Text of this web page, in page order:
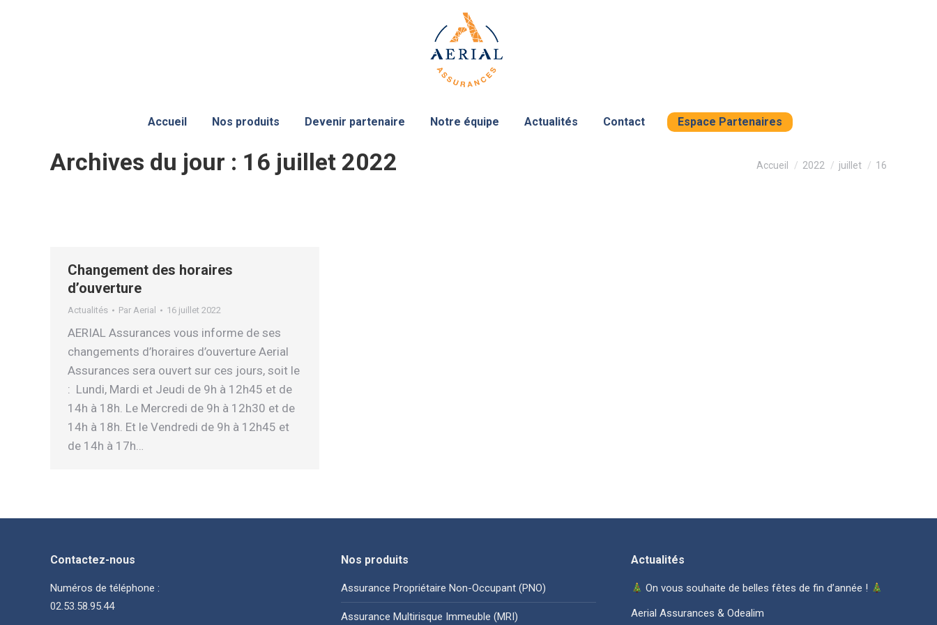
Accueil Nos produits Devenir partenaire Notre équipe Actualités Contact Espace Partenaires
Archives du jour : 16 juillet 2022 Vous êtes ici :
Accueil 2022 juillet 16
Changement des horaires
d’ouverture
Actualités Par Aerial 16 juillet 2022
AERIAL Assurances vous informe de ses
changements d’horaires d’ouverture Aerial
Assurances sera ouvert sur ces jours, soit le
: Lundi, Mardi et Jeudi de 9h à 12h45 et de
14h à 18h. Le Mercredi de 9h à 12h30 et de
14h à 18h. Et le Vendredi de 9h à 12h45 et
de 14h à 17h…
Contactez-nous
Numéros de téléphone :
02.53.58.95.44
Nos produits
Assurance Propriétaire Non-Occupant (PNO)
Assurance Multirisque Immeuble (MRI)
Actualités
On vous souhaite de belles fêtes de fin d’année !
Aerial Assurances & Odealim